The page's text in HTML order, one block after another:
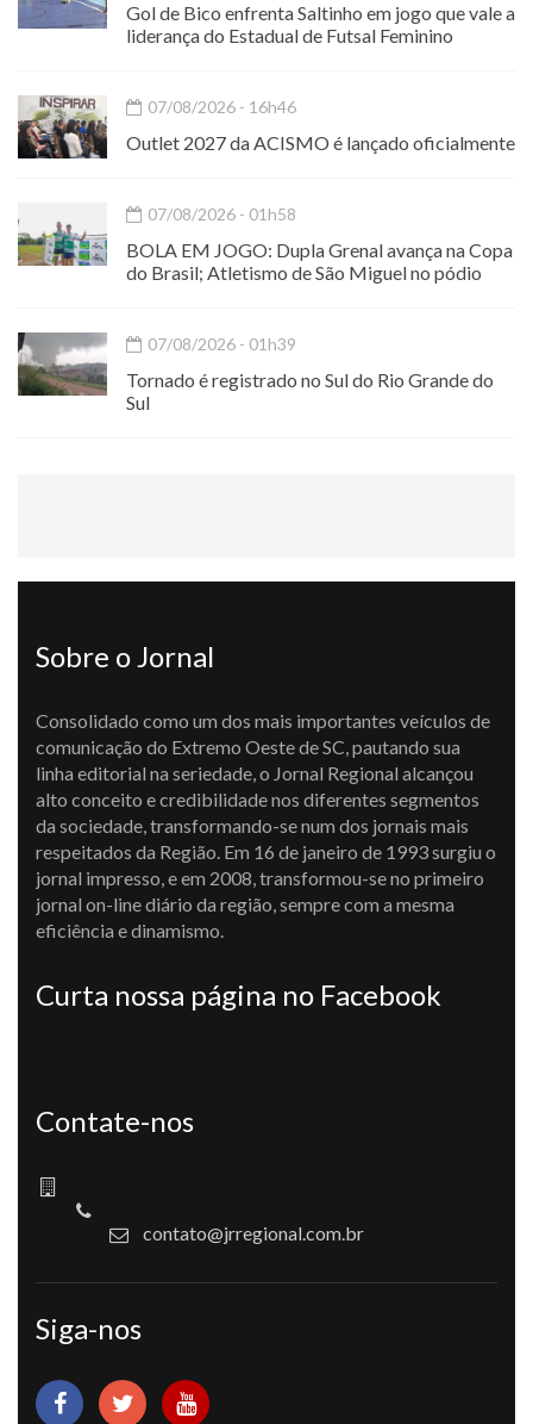
Gol de Bico enfrenta Saltinho em jogo que vale a
liderança do Estadual de Futsal Feminino
07/08/2026 - 16h46
Outlet 2027 da ACISMO é lançado oficialmente
07/08/2026 - 01h58
BOLA EM JOGO: Dupla Grenal avança na Copa
do Brasil; Atletismo de São Miguel no pódio
07/08/2026 - 01h39
Tornado é registrado no Sul do Rio Grande do
Sul
Sobre o Jornal
Consolidado como um dos mais importantes veículos de
comunicação do Extremo Oeste de SC, pautando sua
linha editorial na seriedade, o Jornal Regional alcançou
alto conceito e credibilidade nos diferentes segmentos
da sociedade, transformando-se num dos jornais mais
respeitados da Região. Em 16 de janeiro de 1993 surgiu o
jornal impresso, e em 2008, transformou-se no primeiro
jornal on-line diário da região, sempre com a mesma
eficiência e dinamismo.
Curta nossa página no Facebook
Contate-nos
contato@jrregional.com.br
Siga-nos